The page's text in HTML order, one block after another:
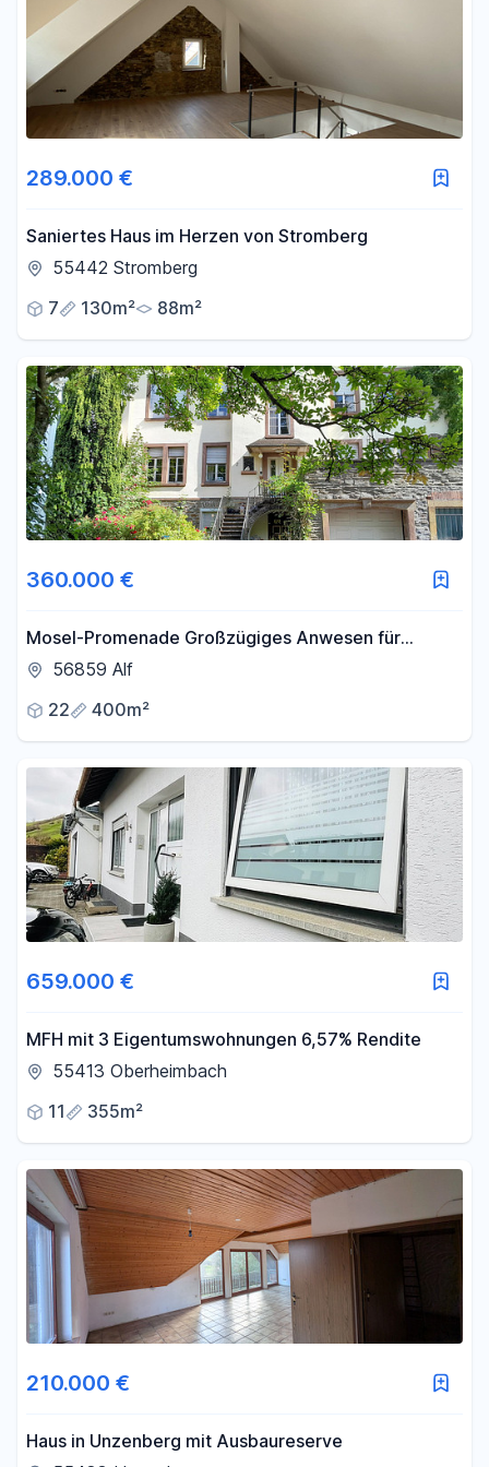
289.000 €
Saniertes Haus im Herzen von Stromberg
55442 Stromberg
7
130m² 88m²
360.000 €
Mosel-Promenade Großzügiges Anwesen für
Individualisten
56859 Alf
22
400m²
659.000 €
MFH mit 3 Eigentumswohnungen 6,57% Rendite
55413 Oberheimbach
11
355m²
210.000 €
Haus in Unzenberg mit Ausbaureserve